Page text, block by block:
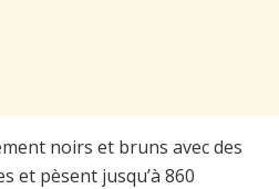
noirs et bruns avec des
et pèsent jusqu’à 860